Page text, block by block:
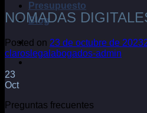
Presupuesto
Blog
NOMADAS
Posted on 23 de octubre de 2023
claroslegalabogados-admin
23
Oct
Preguntas frecuentes